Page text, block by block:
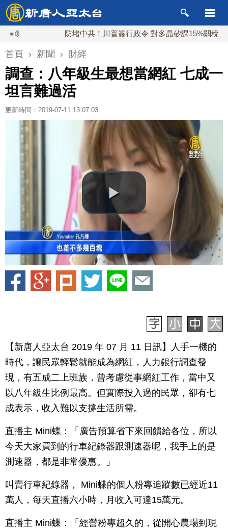
防堵中共！川普簽行政令 對多晶矽課15%關稅
首頁 › 新聞 › 財經
調查：八年級生最想當網紅 七成一
坦言難過活
更新時間：2019-07-11 13:07:03
【新唐人亞太台 2019 年 07 月 11 日訊】人手一機的
時代，讓民眾輕鬆就能成為網紅，人力銀行調查發
現，有五成二上班族，曾考慮從事網紅工作，當中又
以八年級生比例最高。但實際投入過的民眾，卻有七
成表示，收入難以支撐生活所需。
直播主 Mini蝶：「廣告預算省下來回饋給各位，所以
今天大家買到的行車紀錄器跟測速器呢，我手上的是
測速器，都是非常優惠。」
叫賣行車紀錄器， Mini蝶的個人粉專追蹤數已經近11
萬人，每天直播六小時，月收入可達15萬元。
直播主 Mini蝶：「經營粉專超久的，從開心農場到現